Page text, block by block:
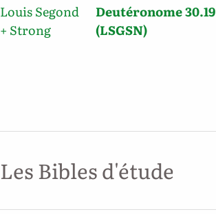
Louis Segond
+ Strong
Deutéronome 30.19
(LSGSN)
Les Bibles d'étude